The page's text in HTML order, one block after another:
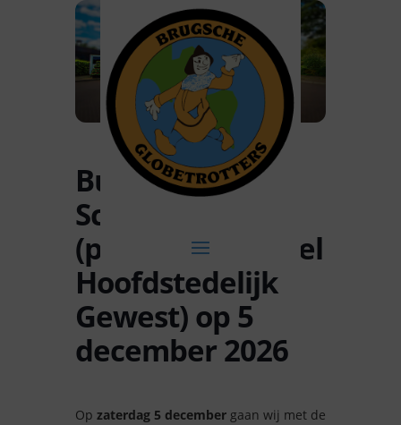
Busreis naar
Schaarbeek
(provincie Brussel
Hoofdstedelijk
Gewest) op 5
december 2026
Op zaterdag 5 december gaan wij met de